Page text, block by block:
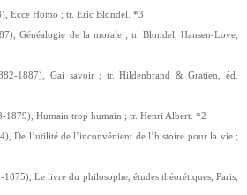
Ecce Homo ; tr. Eric Blondel. *3
Généalogie de la morale ; tr. Blondel, Hansen-Love,
1887), Gai savoir ; tr. Hildenbrand & Gratien, éd.
Humain trop humain ; tr. Henri Albert. *2
De l’utilité de l’inconvénient de l’histoire pour la vie ;
Le livre du philosophe, études théorétiques, Paris,